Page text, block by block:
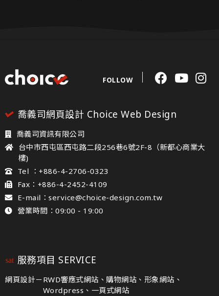
FOLLOW
喬義司網頁設計 Choice Web Design
喬義司資訊有限公司
台中市西屯區西屯路二段256巷6號2F-8（新都心商業大
樓)
Tel ：+886-4-2706-0323
Fax：+886-4-2452-4109
E-mail：service@choice-design.com.tw
營業時間：09:00 - 19:00
服務項目 SERVICE
網頁設計－ RWD響應式網站、購物網站、形象網站、
Wordpress、一頁式網站